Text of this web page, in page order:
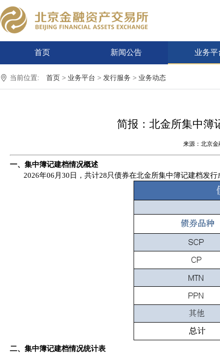
首页 新闻公告 业务平
当前位置: 首页 > 业务平台 > 发行服务 > 业务动态
简报：北金所集中簿
来源：北京
一、 集中簿记建档情况概述
2026年06月30日 ， 共计28只债券在北金所集中簿记建档发
二、 集中簿记建档情况统计表